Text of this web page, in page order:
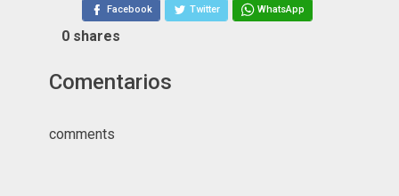
Facebook Twitter WhatsApp
0 shares
Comentarios
comments